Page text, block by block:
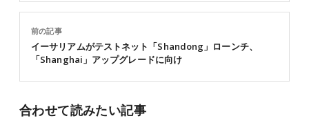
前の記事
イーサリアムがテストネット「Shandong」ローンチ、
「Shanghai」アップグレードに向け
合わせて読みたい記事